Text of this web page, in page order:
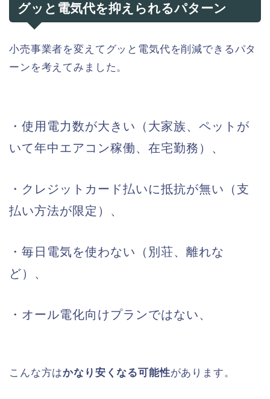
グッと電気代を抑えられるパターン
小売事業者を変えてグッと電気代を削減できるパタ
ーンを考えてみました。
・使用電力数が大きい（大家族、ペットが
いて年中エアコン稼働、在宅勤務）、
・クレジットカード払いに抵抗が無い（支
払い方法が限定）、
・毎日電気を使わない（別荘、離れな
ど）、
・オール電化向けプランではない、
こんな方はかなり安くなる可能性があります。